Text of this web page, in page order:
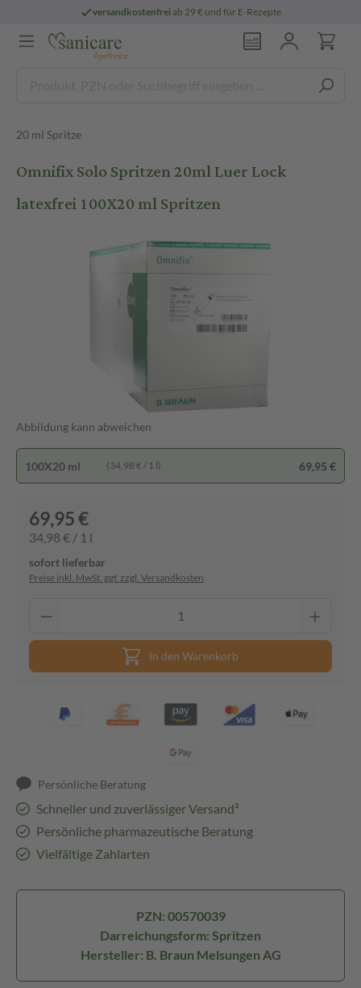
versandkostenfreiab 29 € und für E-Rezepte
20 ml Spritze
Omnifix Solo Spritzen 20ml Luer Lock
latexfrei 100X20 ml Spritzen
Abbildung kann abweichen
100X20 ml (34,98 € / 1 l) 69,95 €
69,95 €
34,98 € / 1 l
sofort lieferbar
Preise inkl. MwSt. ggf. zzgl. Versandkosten
In den Warenkorb
Persönliche Beratung
Schneller und zuverlässiger Versand³
Persönliche pharmazeutische Beratung
Vielfältige Zahlarten
PZN: 00570039
Darreichungsform: Spritzen
Hersteller: B. Braun Melsungen AG